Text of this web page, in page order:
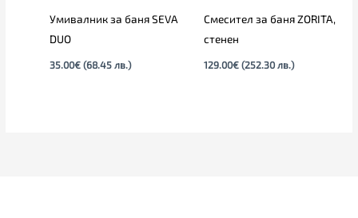
Умивалник за баня SEVA
DUO
35.00€ (68.45 лв.)
Смесител за баня ZORITA,
стенен
129.00€ (252.30 лв.)